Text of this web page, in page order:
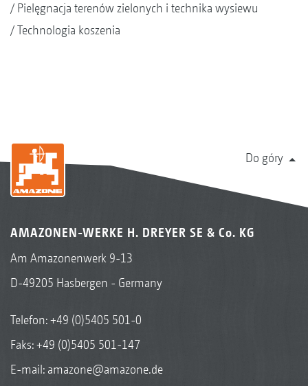
Pielęgnacja terenów zielonych i technika wysiewu
Technologia koszenia
Do góry
AMAZONEN-WERKE H. DREYER SE & Co. KG
Am Amazonenwerk 9-13
D-49205 Hasbergen - Germany
Telefon:+49 (0)5405 501-0
Faks: +49 (0)5405 501-147
E-mail: amazone@amazone.de